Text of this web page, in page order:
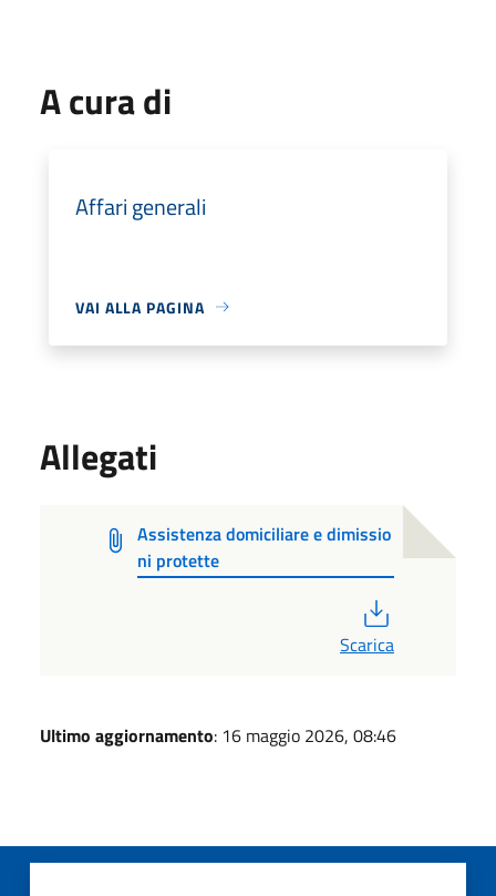
A cura di
Affari generali
VAI ALLA PAGINA
Allegati
Assistenza domiciliare e dimissio
ni protette
Scarica
Ultimo aggiornamento: 16 maggio 2026, 08:46